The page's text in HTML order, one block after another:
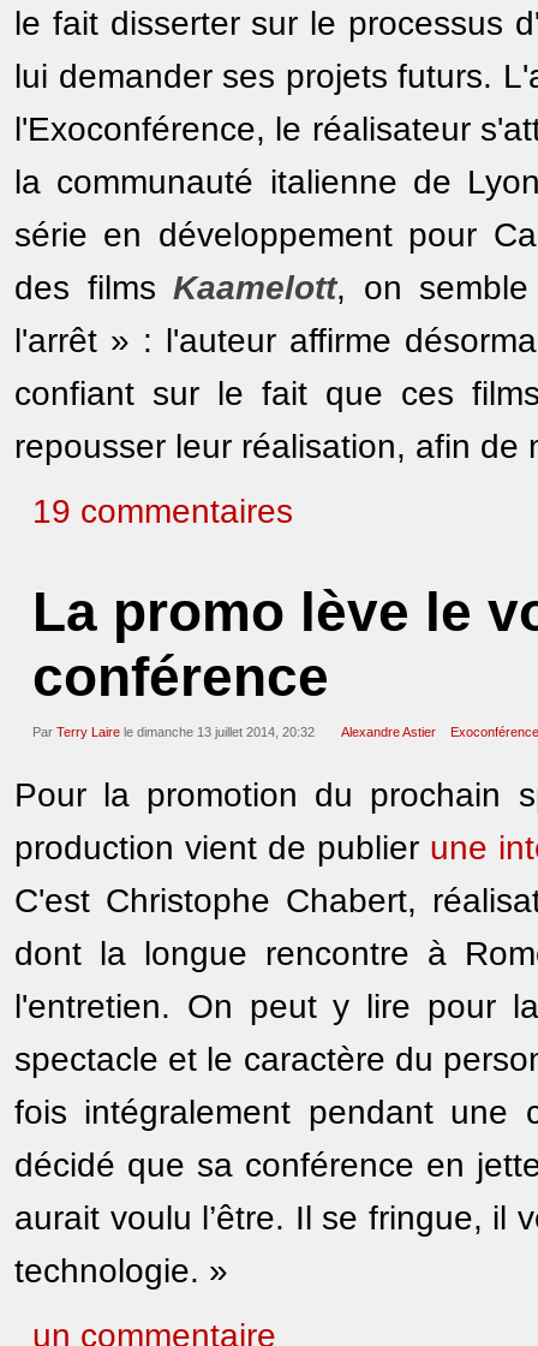
le fait disserter sur le processus
lui demander ses projets futurs.
l'Exoconférence, le réalisateur
la communauté italienne de
série en développement pour
des filmsKaamelott, on
l'arrêt » : l'auteur affirme
confiant sur le fait que ces
repousser leur réalisation, afin de
19 commentaires
La promo lève le
conférence
Par Terry Laire le dimanche 13 juillet 2014, 20:32 Alexandre Astier Exoconférence
Pour la promotion du prochain
production vient de publier une
C'est Christophe Chabert,
dont la longue rencontre à
l'entretien. On peut y lire pour
spectacle et le caractère du
fois intégralement pendant une
décidé que sa conférence en
aurait voulu l’être. Il se fringue, il
technologie. »
un commentaire